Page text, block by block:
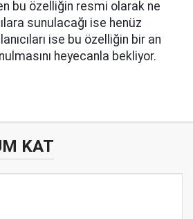
bu özelliğin resmi olarak ne
sunulacağı ise henüz
ise bu özelliğin bir an
heyecanla bekliyor.
KAT